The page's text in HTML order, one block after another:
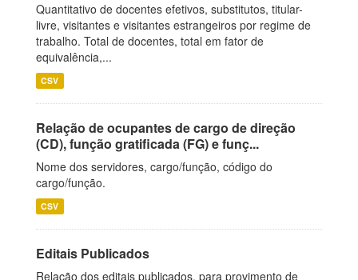
Quantitativo de docentes efetivos, substitutos, titular-
livre, visitantes e visitantes estrangeiros por regime de
trabalho. Total de docentes, total em fator de
equivalência,...
CSV
Relação de ocupantes de cargo de direção
(CD), função gratificada (FG) e funç...
Nome dos servidores, cargo/função, código do
cargo/função.
CSV
Editais Publicados
Relação dos editais publicados, para provimento de